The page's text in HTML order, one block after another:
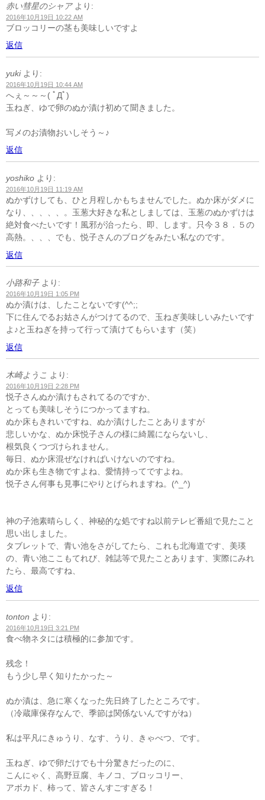
赤い彗星のシャア より:
2016年10月19日 10:22 AM
ブロッコリーの茎も美味しいですよ
返信
yuki より:
2016年10月19日 10:44 AM
へぇ～～～( ﾟДﾟ)
玉ねぎ、ゆで卵のぬか漬け初めて聞きました。
写メのお漬物おいしそう～♪
返信
yoshiko より:
2016年10月19日 11:19 AM
ぬかずけしても、ひと月程しかもちませんでした。ぬか床がダメに
なり、、、、、。玉葱大好きな私としましては、玉葱のぬかずけは
絶対食べたいです！風邪が治ったら、即、します。只今３８．５の
高熱。、、、でも、悦子さんのブログをみたい私なのです。
返信
小路和子 より:
2016年10月19日 1:05 PM
ぬか漬けは、したことないです(^^;;
下に住んでるお姑さんがつけてるので、玉ねぎ美味しいみたいです
よ♪と玉ねぎを持って行って漬けてもらいます（笑）
返信
木崎ようこ より:
2016年10月19日 2:28 PM
悦子さんぬか漬けもされてるのですか、
とっても美味しそうにつかってますね。
ぬか床もきれいですね、ぬか漬けしたことありますが
悲しいかな、ぬか床悦子さんの様に綺麗にならないし、
根気良くつづけられません。
毎日、ぬか床混ぜなければいけないのですね。
ぬか床も生き物ですよね、愛情持ってですよね。
悦子さん何事も見事にやりとげられますね。(^_^)
神の子池素晴らしく、神秘的な処ですね以前テレビ番組で見たこと
思い出しました。
タブレットで、青い池をさがしてたら、これも北海道です、美瑛
の、青い池ここもてれび、雑誌等で見たことあります、実際にみれ
たら、最高ですね、
返信
tonton より:
2016年10月19日 3:21 PM
食べ物ネタには積極的に参加です。
残念！
もう少し早く知りたかった～
ぬか漬は、急に寒くなった先日終了したところです。
（冷蔵庫保存なんで、季節は関係ないんですがね）
私は平凡にきゅうり、なす、うり、きゃべつ、です。
玉ねぎ、ゆで卵だけでも十分驚きだったのに、
こんにゃく、高野豆腐、キノコ、ブロッコリー、
アボカド、柿って、皆さんすごすぎる！